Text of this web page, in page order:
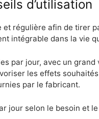
d’utilisation
régulière afin de tirer
intégrable dans la vie
par jour, avec un
les effets
par le fabricant.
jour selon le besoin et